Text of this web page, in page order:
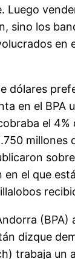
los
dólares
en el
el
el que
dizque
trabaja